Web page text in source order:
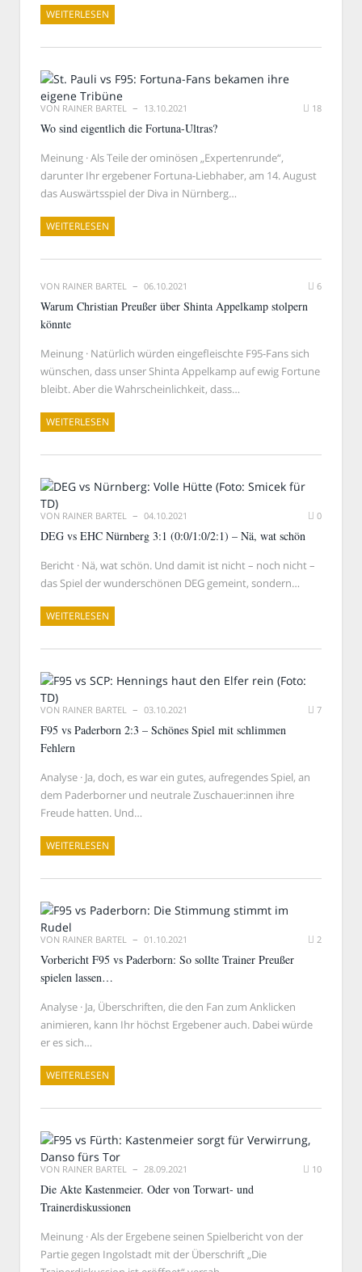
WEITERLESEN
VON RAINER BARTEL 13.10.2021 18
Wo sind eigentlich die Fortuna-Ultras?
Meinung · Als Teile der ominösen „Expertenrunde“,
darunter Ihr ergebener Fortuna-Liebhaber, am 14. August
das Auswärtsspiel der Diva in Nürnberg…
WEITERLESEN
VON RAINER BARTEL 06.10.2021 6
Warum Christian Preußer über Shinta Appelkamp stolpern
könnte
Meinung · Natürlich würden eingefleischte F95-Fans sich
wünschen, dass unser Shinta Appelkamp auf ewig Fortune
bleibt. Aber die Wahrscheinlichkeit, dass…
WEITERLESEN
VON RAINER BARTEL 04.10.2021 0
DEG vs EHC Nürnberg 3:1 (0:0/1:0/2:1) – Nä, wat schön
Bericht · Nä, wat schön. Und damit ist nicht – noch nicht –
das Spiel der wunderschönen DEG gemeint, sondern…
WEITERLESEN
VON RAINER BARTEL 03.10.2021 7
F95 vs Paderborn 2:3 – Schönes Spiel mit schlimmen
Fehlern
Analyse · Ja, doch, es war ein gutes, aufregendes Spiel, an
dem Paderborner und neutrale Zuschauer:innen ihre
Freude hatten. Und…
WEITERLESEN
VON RAINER BARTEL 01.10.2021 2
Vorbericht F95 vs Paderborn: So sollte Trainer Preußer
spielen lassen…
Analyse · Ja, Überschriften, die den Fan zum Anklicken
animieren, kann Ihr höchst Ergebener auch. Dabei würde
er es sich…
WEITERLESEN
VON RAINER BARTEL 28.09.2021 10
Die Akte Kastenmeier. Oder von Torwart- und
Trainerdiskussionen
Meinung · Als der Ergebene seinen Spielbericht von der
Partie gegen Ingolstadt mit der Überschrift „Die